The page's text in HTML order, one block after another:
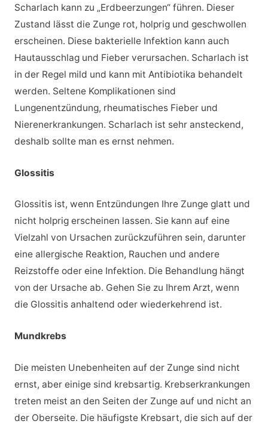
Scharlach kann zu „Erdbeerzungen“ führen. Dieser
Zustand lässt die Zunge rot, holprig und geschwollen
erscheinen. Diese bakterielle Infektion kann auch
Hautausschlag und Fieber verursachen. Scharlach ist
in der Regel mild und kann mit Antibiotika behandelt
werden. Seltene Komplikationen sind
Lungenentzündung, rheumatisches Fieber und
Nierenerkrankungen. Scharlach ist sehr ansteckend,
deshalb sollte man es ernst nehmen.
Glossitis
Glossitis ist, wenn Entzündungen Ihre Zunge glatt und
nicht holprig erscheinen lassen. Sie kann auf eine
Vielzahl von Ursachen zurückzuführen sein, darunter
eine allergische Reaktion, Rauchen und andere
Reizstoffe oder eine Infektion. Die Behandlung hängt
von der Ursache ab. Gehen Sie zu Ihrem Arzt, wenn
die Glossitis anhaltend oder wiederkehrend ist.
Mundkrebs
Die meisten Unebenheiten auf der Zunge sind nicht
ernst, aber einige sind krebsartig. Krebserkrankungen
treten meist an den Seiten der Zunge auf und nicht an
der Oberseite. Die häufigste Krebsart, die sich auf der